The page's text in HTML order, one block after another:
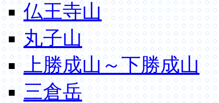
仏王寺山
丸子山
上勝成山～下勝成山
三倉岳